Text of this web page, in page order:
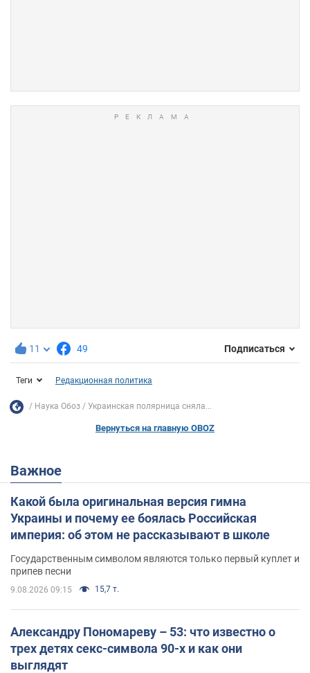
11 49 Подписаться
Теги Редакционная политика
Наука Обоз Украинская полярница сняла...
Вернуться на главную OBOZ
Важное
Какой была оригинальная версия гимна
Украины и почему ее боялась Российская
империя: об этом не рассказывают в школе
Государственным символом являются только первый куплет и
припев песни
9.08.2026 09:15 15,7 т.
Александру Пономареву – 53: что известно о
трех детях секс-символа 90-х и как они
выглядят